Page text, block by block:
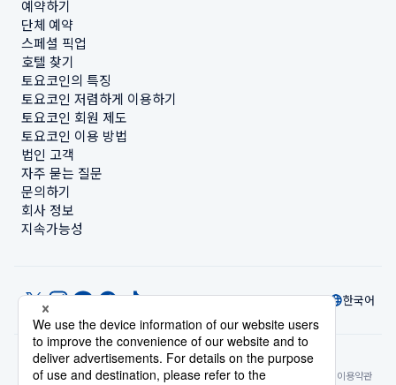
예약하기
단체 예약
스페셜 픽업
호텔 찾기
토요코인의 특징
토요코인 저렴하게 이용하기
토요코인 회원 제도
토요코인 이용 방법
법인 고객
자주 묻는 질문
문의하기
회사 정보
지속가능성
한국어
© Toyoko Inn Co., Ltd.
개인정보 설정개인정보 보호정책특정상거래법에 관한 표기사이트 정책
숙박시설 이용약관